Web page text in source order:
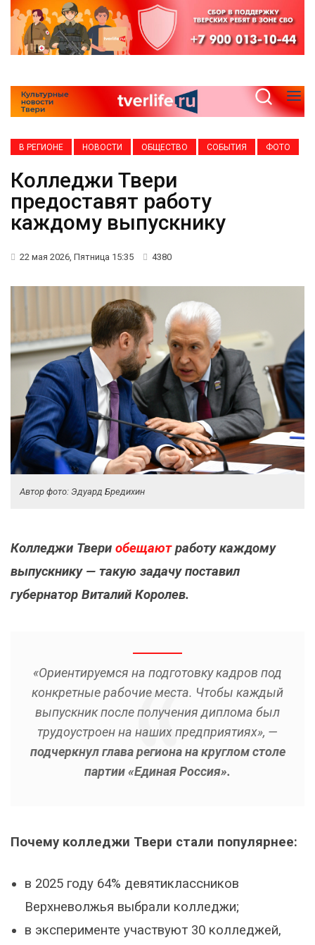
В РЕГИОНЕ НОВОСТИ ОБЩЕСТВО СОБЫТИЯ ФОТО
Колледжи Твери
предоставят работу
каждому выпускнику
22 мая 2026, Пятница 15:35 4380
Автор фото: Эдуард Бредихин
Колледжи Твери обещаютработу каждому
выпускнику — такую задачу поставил
губернатор Виталий Королев.
«Ориентируемся на подготовку кадров под
конкретные рабочие места. Чтобы каждый
выпускник после получения диплома был
трудоустроен на наших предприятиях», —
подчеркнул глава региона на круглом столе
партии «Единая Россия».
Почему колледжи Твери стали популярнее:
в 2025 году 64% девятиклассников
Верхневолжья выбрали колледжи;
в эксперименте участвуют 30 колледжей,